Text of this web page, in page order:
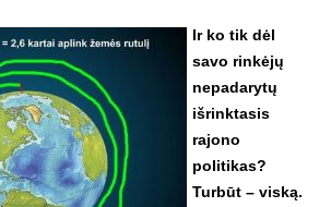
Ir ko tik dėl
savo rinkėjų
nepadarytų
išrinktasis
rajono
politikas?
Turbūt – viską.